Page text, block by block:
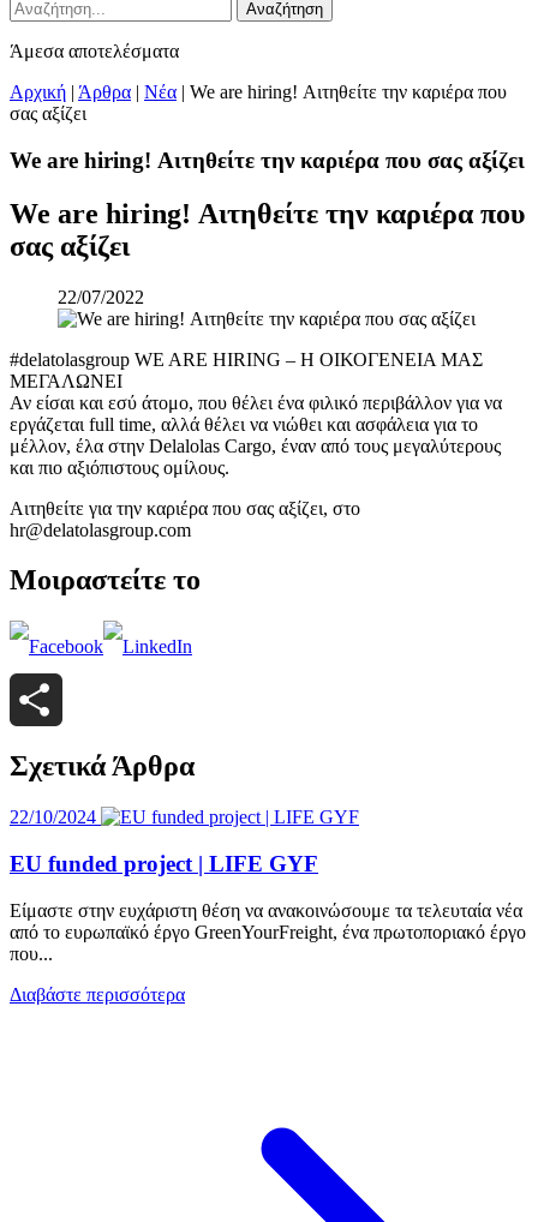
Αναζήτηση
Άμεσα αποτελέσματα
Αρχική | Άρθρα | Νέα | We are hiring! Αιτηθείτε την καριέρα που
σας αξίζει
We are hiring! Αιτηθείτε την καριέρα που σας αξίζει
We are hiring! Αιτηθείτε την καριέρα που
σας αξίζει
22/07/2022
#delatolasgroup WE ARE HIRING – Η ΟΙΚΟΓΕΝΕΙΑ ΜΑΣ
ΜΕΓΑΛΩΝΕΙ
Αν είσαι και εσύ άτομο, που θέλει ένα φιλικό περιβάλλον για να
εργάζεται full time, αλλά θέλει να νιώθει και ασφάλεια για το
μέλλον, έλα στην Delalolas Cargo, έναν από τους μεγαλύτερους
και πιο αξιόπιστους ομίλους.
Αιτηθείτε για την καριέρα που σας αξίζει, στο
hr@delatolasgroup.com
Μοιραστείτε το
Μοιραστείτε
Σχετικά Άρθρα
22/10/2024
EU funded project | LIFE GYF
Είμαστε στην ευχάριστη θέση να ανακοινώσουμε τα τελευταία νέα
από το ευρωπαϊκό έργο GreenYourFreight, ένα πρωτοποριακό έργο
που...
Διαβάστε περισσότερα